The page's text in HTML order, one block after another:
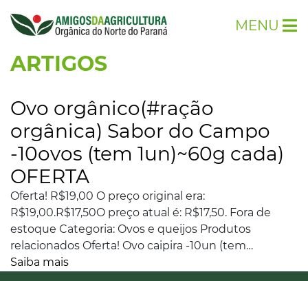
MENU
ARTIGOS
Ovo orgânico(#ração
orgânica) Sabor do Campo
-10ovos (tem 1un)~60g cada)
OFERTA
Oferta! R$19,00 O preço original era:
R$19,00.R$17,50O preço atual é: R$17,50. Fora de
estoque Categoria: Ovos e queijos Produtos
relacionados Oferta! Ovo caipira -10un (tem…
Saiba mais